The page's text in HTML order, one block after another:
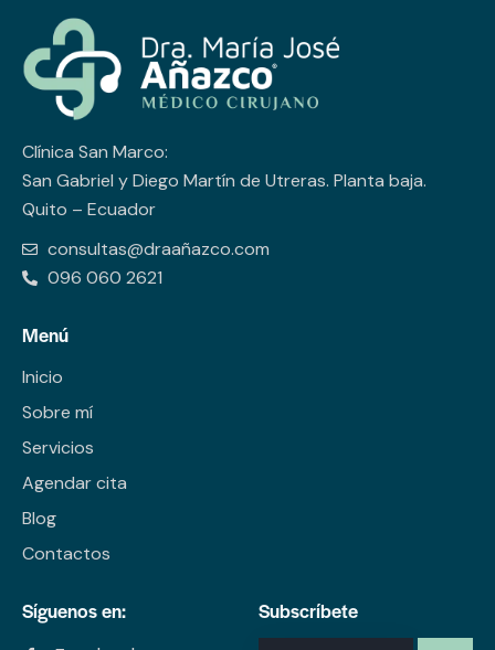
Clínica San Marco:
San Gabriel y Diego Martín de Utreras. Planta baja.
Quito – Ecuador
consultas@draañazco.com
096 060 2621
Menú
Inicio
Sobre mí
Servicios
Agendar cita
Blog
Contactos
Síguenos en: Subscríbete